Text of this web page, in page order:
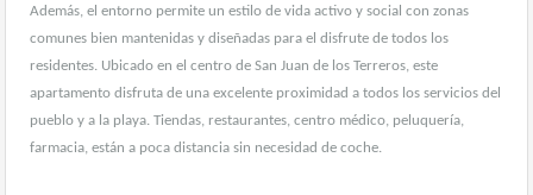
Además, el entorno permite un estilo de vida activo y social con zonas
comunes bien mantenidas y diseñadas para el disfrute de todos los
residentes. Ubicado en el centro de San Juan de los Terreros, este
apartamento disfruta de una excelente proximidad a todos los servicios del
pueblo y a la playa. Tiendas, restaurantes, centro médico, peluquería,
farmacia, están a poca distancia sin necesidad de coche.